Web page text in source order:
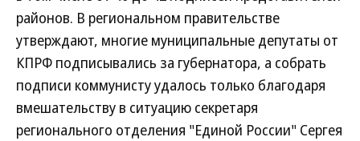
районов. В региональном правительстве
утверждают, многие муниципальные депутаты от
КПРФ подписывались за губернатора, а собрать
подписи коммунисту удалось только благодаря
вмешательству в ситуацию секретаря
регионального отделения "Единой России" Сергея